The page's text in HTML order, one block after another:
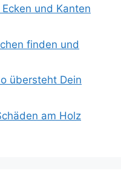
und Kanten
finden und
übersteht Dein
am Holz